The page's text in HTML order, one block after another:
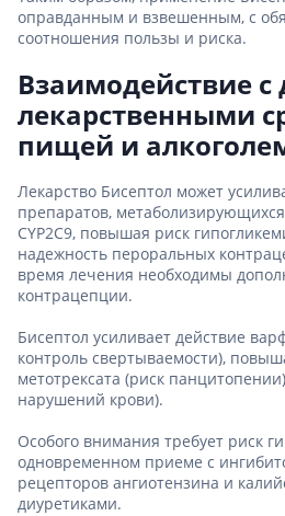
оправданным и взвешенным, с
соотношения пользы и риска.
Взаимодействие с
лекарственными
пищей и
Лекарство Бисептол может
препаратов,
CYP2C9, повышая риск
надежность пероральных
время лечения необходимы
контрацепции.
Бисептол усиливает действие
контроль свертываемости),
метотрексата (риск
нарушений крови).
Особого внимания требует риск
одновременном приеме с
рецепторов ангиотензина и
диуретиками.